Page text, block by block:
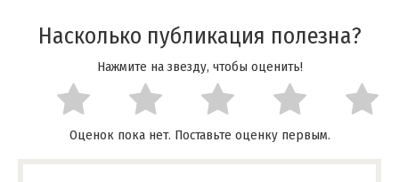
Насколько публикация полезна?
Нажмите на звезду, чтобы оценить!
Оценок пока нет. Поставьте оценку первым.